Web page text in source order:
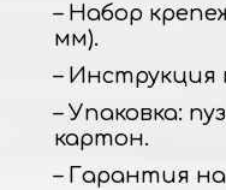
– Набор
мм).
– Инструкция
– Упаковка:
картон.
– Гарантия